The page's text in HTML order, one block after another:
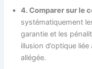
4. Comparer sur le
systématiquement
garantie et les
illusion d’optique
allégée.